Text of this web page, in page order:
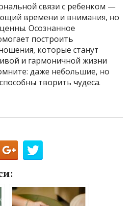
связи с ребенком —
времени и внимания, но
Осознанное
построить
которые станут
и гармоничной жизни
даже небольшие, но
творить чудеса.